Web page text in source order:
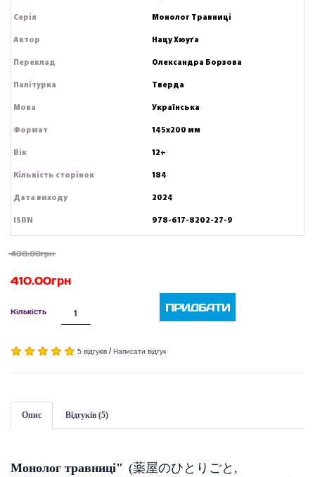
Серія Монолог Травниці
Автор Нацу Хюуґа
Переклад Олександра Борзова
Палітурка Тверда
Мова Українська
Формат 145х200 мм
Вік 12+
Кількість сторінок 184
Дата виходу 2024
ISBN 978-617-8202-27-9
430.00грн
410.00грн
Кількість ПРИДБАТИ
5 відгуків /Написати відгук
Опис Відгуків (5)
Монолог травниці" (薬屋のひとりごと